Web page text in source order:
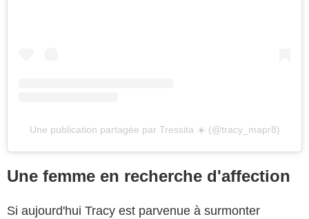
Une publication partagée par Tressita ☀️ (@tracy_mapr8)
Une femme en recherche d'affection
Si aujourd'hui Tracy est parvenue à surmonter